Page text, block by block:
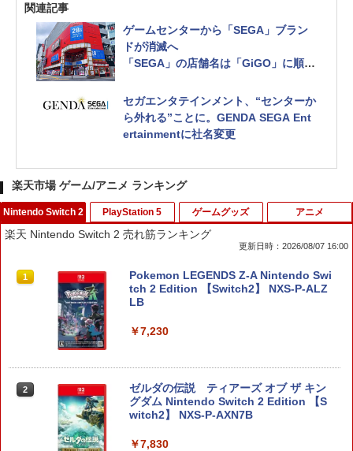
関連記事
ゲームセンターから「SEGA」ブラン
ドが消滅へ
「SEGA」の店舗名は「GiGO」に順次
セガエンタテインメント、“センターか
ら外れる”ことに。GENDA SEGA Ent
ertainmentに社名変更
楽天市場 ゲーム/アニメ ランキング
Nintendo Switch 2
楽天 Nintendo Switch 2 売れ筋ランキング
更新日時：2026/08/07 16:00
1
Pokemon LEGENDS Z-A Nintendo Swi
tch 2 Edition 【Switch2】 NXS-P-ALZ
LB
￥7,230
2
ゼルダの伝説 ティアーズ オブ ザ キン
グダム Nintendo Switch 2 Edition 【S
witch2】 NXS-P-AXN7B
￥7,830
PlayStation 5 ゲームグッズ アニメ